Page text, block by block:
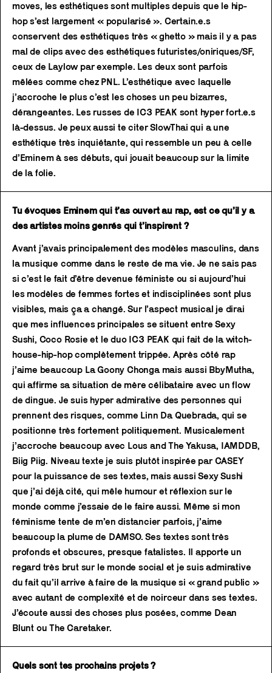
moves, les esthétiques sont multiples depuis que le hip-
hop s’est largement « popularisé ». Certain.e.s
conservent des esthétiques très « ghetto » mais il y a pas
mal de clips avec des esthétiques futuristes/oniriques/SF,
ceux de Laylow par exemple. Les deux sont parfois
mêlées comme chez PNL. L’esthétique avec laquelle
j’accroche le plus c’est les choses un peu bizarres,
dérangeantes. Les russes de IC3 PEAK sont hyper fort.e.s
là-dessus. Je peux aussi te citer SlowThai qui a une
esthétique très inquiétante, qui ressemble un peu à celle
d’Eminem à ses débuts, qui jouait beaucoup sur la limite
de la folie.
Tu évoques Eminem qui t’as ouvert au rap, est ce qu’il y a
des artistes moins genrés qui t’inspirent ?
Avant j’avais principalement des modèles masculins, dans
la musique comme dans le reste de ma vie. Je ne sais pas
si c’est le fait d’être devenue féministe ou si aujourd’hui
les modèles de femmes fortes et indisciplinées sont plus
visibles, mais ça a changé. Sur l’aspect musical je dirai
que mes influences principales se situent entre Sexy
Sushi, Coco Rosie et le duo IC3 PEAK qui fait de la witch-
house-hip-hop complètement trippée. Après côté rap
j’aime beaucoup La Goony Chonga mais aussi BbyMutha,
qui affirme sa situation de mère célibataire avec un flow
de dingue. Je suis hyper admirative des personnes qui
prennent des risques, comme Linn Da Quebrada, qui se
positionne très fortement politiquement. Musicalement
j’accroche beaucoup avec Lous and The Yakusa, IAMDDB,
Biig Piig. Niveau texte je suis plutôt inspirée par CASEY
pour la puissance de ses textes, mais aussi Sexy Sushi
que j’ai déjà cité, qui mêle humour et réflexion sur le
monde comme j’essaie de le faire aussi. Même si mon
féminisme tente de m’en distancier parfois, j’aime
beaucoup la plume de DAMSO. Ses textes sont très
profonds et obscures, presque fatalistes. Il apporte un
regard très brut sur le monde social et je suis admirative
du fait qu’il arrive à faire de la musique si « grand public »
avec autant de complexité et de noirceur dans ses textes.
J’écoute aussi des choses plus posées, comme Dean
Blunt ou The Caretaker.
Quels sont tes prochains projets ?